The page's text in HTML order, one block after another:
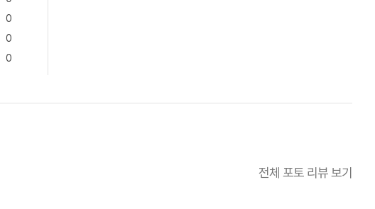
0
0
0
전체 포토 리뷰 보기